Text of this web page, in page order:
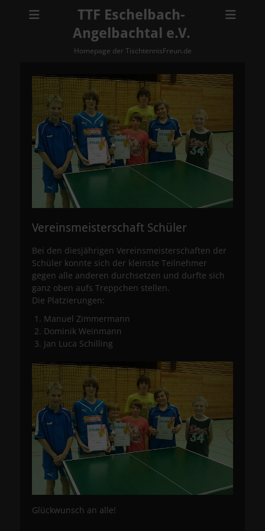
TTF Eschelbach-
Angelbachtal e.V.
Homepage der TischtennisFreun.de
Vereinsmeisterschaft Schüler
Bei den diesjährigen Vereinsmeisterschaften der
Schüler konnte sich der kleinste Teilnehmer
gegen alle anderen durchsetzen und durfte sich
ganz oben aufs Treppchen stellen.
Die Platzierungen:
Manuel Zimmermann
Dominik Weinmann
Jan Luca Schilling
Glückwunsch an alle!